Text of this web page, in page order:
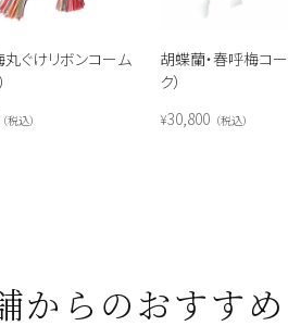
ぐけリボンコーム
税込
胡蝶蘭・春呼梅コー
ク）
¥30,800 税込
からのおすすめ